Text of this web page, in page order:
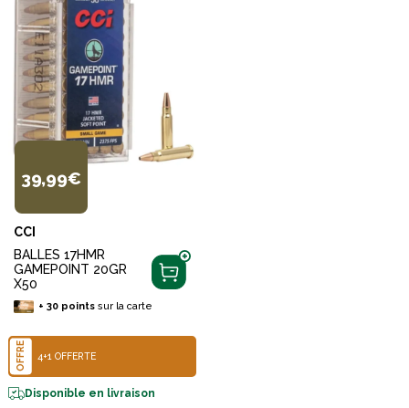
39,99€
CCI
BALLES 17HMR
GAMEPOINT 20GR
X50
+ 30pointssur la carte
OFFRE 4+1 OFFERTE
Disponible en livraison